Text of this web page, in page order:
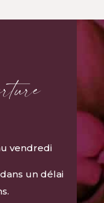
vendredi
un délai